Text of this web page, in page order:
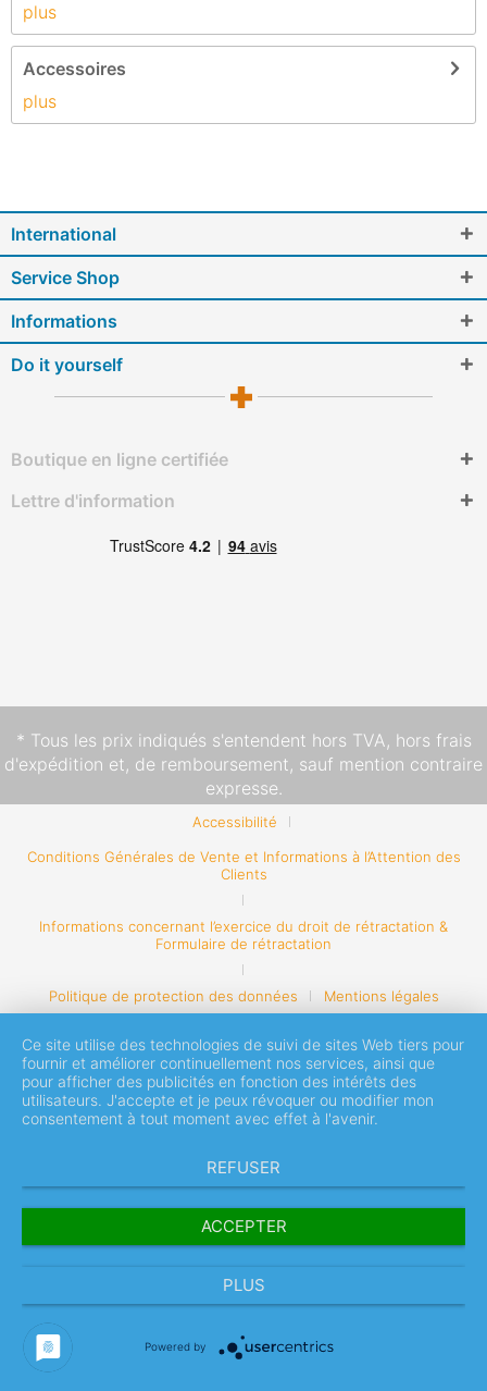
plus
Accessoires
plus
International
Service Shop
Informations
Do it yourself
Boutique en ligne certifiée
Lettre d'information
* Tous les prix indiqués s'entendent hors TVA, hors frais
d'expédition et, de remboursement, sauf mention contraire
expresse.
Accessibilité
Conditions Générales de Vente et Informations à l’Attention des
Clients
Informations concernant l’exercice du droit de rétractation &
Formulaire de rétractation
Politique de protection des données Mentions légales
Ce site utilise des technologies de suivi de sites Web tiers pour
fournir et améliorer continuellement nos services, ainsi que
pour afficher des publicités en fonction des intérêts des
utilisateurs. J'accepte et je peux révoquer ou modifier mon
consentement à tout moment avec effet à l'avenir.
REFUSER
ACCEPTER
PLUS
Powered by